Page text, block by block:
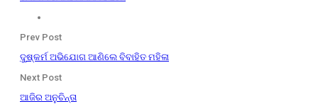
Prev Post
ଦୁଷ୍କର୍ମ ଅଭିଯୋଗ ଆଣିଲେ ବିବାହିତ ମହିଳା
Next Post
ଆଜିର ଅନୁଚିନ୍ତା